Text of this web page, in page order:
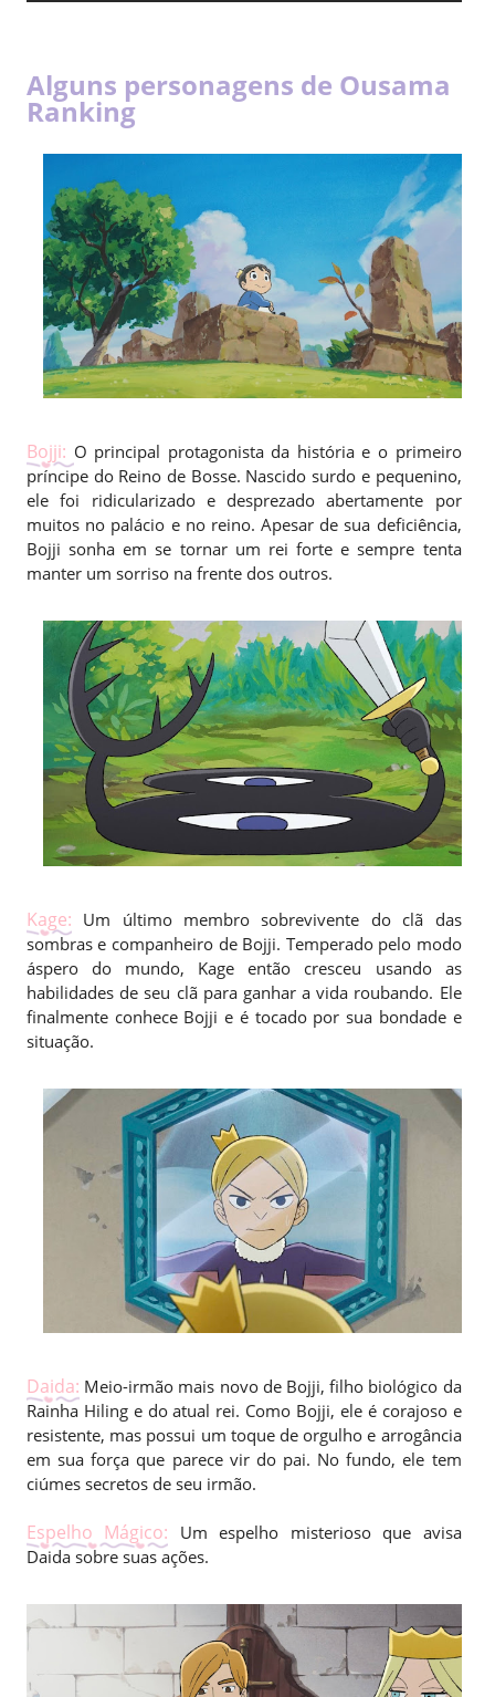
Alguns personagens de Ousama
Ranking
Bojji: O principal protagonista da história e o primeiro
príncipe do Reino de Bosse. Nascido surdo e pequenino,
ele foi ridicularizado e desprezado abertamente por
muitos no palácio e no reino. Apesar de sua deficiência,
Bojji sonha em se tornar um rei forte e sempre tenta
manter um sorriso na frente dos outros.
Kage: Um último membro sobrevivente do clã das
sombras e companheiro de Bojji. Temperado pelo modo
áspero do mundo, Kage então cresceu usando as
habilidades de seu clã para ganhar a vida roubando. Ele
finalmente conhece Bojji e é tocado por sua bondade e
situação.
Daida: Meio-irmão mais novo de Bojji, filho biológico da
Rainha Hiling e do atual rei. Como Bojji, ele é corajoso e
resistente, mas possui um toque de orgulho e arrogância
em sua força que parece vir do pai. No fundo, ele tem
ciúmes secretos de seu irmão.
Espelho Mágico: Um espelho misterioso que avisa
Daida sobre suas ações.